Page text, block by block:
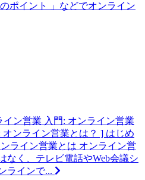
ポイント 」などでオンライン
イン営業 入門: オンライン営業
ンライン営業とは？ ] はじめ
ライン営業とは オンライン営
なく、テレビ電話やWeb会議シ
ラインで...